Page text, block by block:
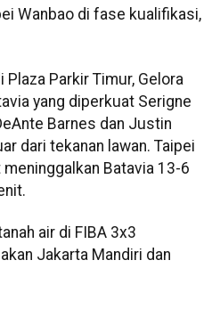
Wanbao di fase kualifikasi,
Plaza Parkir Timur, Gelora
yang diperkuat Serigne
Barnes dan Justin
dari tekanan lawan. Taipei
Batavia 13-6
air di FIBA 3x3
Jakarta Mandiri dan